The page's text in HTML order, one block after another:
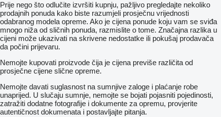
Prije nego što odlučite izvršiti kupnju, pažljivo pregledajte nekoliko
prodajnih ponuda kako biste razumjeli prosječnu vrijednosti
odabranog modela opreme. Ako je cijena ponude koju vam se sviđa
mnogo niža od sličnih ponuda, razmislite o tome. Značajna razlika u
cijeni može ukazivati ​​na skrivene nedostatke ili pokušaj prodavača
da počini prijevaru.
Nemojte kupovati proizvode čija je cijena previše različita od
prosječne cijene slične opreme.
Nemojte davati suglasnost na sumnjive zaloge i plaćanje robe
unaprijed. U slučaju sumnje, nemojte se bojati pojasniti pojedinosti,
zatražiti dodatne fotografije i dokumente za opremu, provjerite
autentičnost dokumenata i postavljajte pitanja.